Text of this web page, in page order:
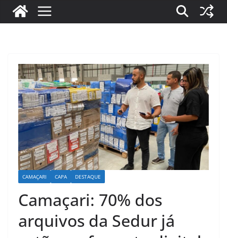
CAMAÇARI CAPA DESTAQUE
Camaçari: 70% dos
arquivos da Sedur já